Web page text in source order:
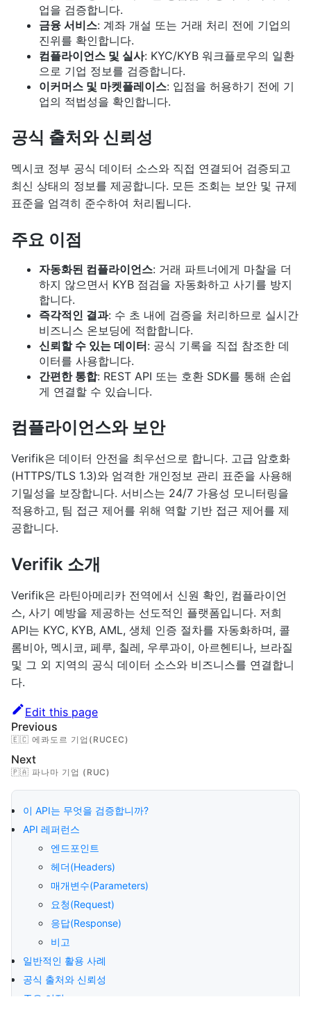
업을 검증합니다.
금융 서비스: 계좌 개설 또는 거래 처리 전에 기업의
진위를 확인합니다.
컴플라이언스 및 실사: KYC/KYB 워크플로우의 일환
으로 기업 정보를 검증합니다.
이커머스 및 마켓플레이스: 입점을 허용하기 전에 기
업의 적법성을 확인합니다.
공식 출처와 신뢰성
멕시코 정부 공식 데이터 소스와 직접 연결되어 검증되고
최신 상태의 정보를 제공합니다. 모든 조회는 보안 및 규제
표준을 엄격히 준수하여 처리됩니다.
주요 이점
자동화된 컴플라이언스: 거래 파트너에게 마찰을 더
하지 않으면서 KYB 점검을 자동화하고 사기를 방지
합니다.
즉각적인 결과: 수 초 내에 검증을 처리하므로 실시간
비즈니스 온보딩에 적합합니다.
신뢰할 수 있는 데이터: 공식 기록을 직접 참조한 데
이터를 사용합니다.
간편한 통합: REST API 또는 호환 SDK를 통해 손쉽
게 연결할 수 있습니다.
컴플라이언스와 보안
Verifik은 데이터 안전을 최우선으로 합니다. 고급 암호화
(HTTPS/TLS 1.3)와 엄격한 개인정보 관리 표준을 사용해
기밀성을 보장합니다. 서비스는 24/7 가용성 모니터링을
적용하고, 팀 접근 제어를 위해 역할 기반 접근 제어를 제
공합니다.
Verifik 소개
Verifik은 라틴아메리카 전역에서 신원 확인, 컴플라이언
스, 사기 예방을 제공하는 선도적인 플랫폼입니다. 저희
API는 KYC, KYB, AML, 생체 인증 절차를 자동화하며, 콜
롬비아, 멕시코, 페루, 칠레, 우루과이, 아르헨티나, 브라질
및 그 외 지역의 공식 데이터 소스와 비즈니스를 연결합니
다.
Edit this page
Previous
🇪🇨 에콰도르 기업(RUCEC)
Next
🇵🇦 파나마 기업 (RUC)
이 API는 무엇을 검증합니까?
API 레퍼런스
엔드포인트
헤더(Headers)
매개변수(Parameters)
요청(Request)
응답(Response)
비고
일반적인 활용 사례
공식 출처와 신뢰성
주요 이점